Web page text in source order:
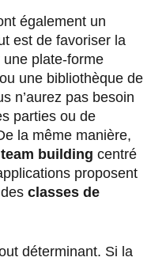
également un
est de favoriser la
plate-forme
ou une bibliothèque de
n’aurez pas besoin
parties ou de
la même manière,
team building centré
proposent
classes de
déterminant. Si la